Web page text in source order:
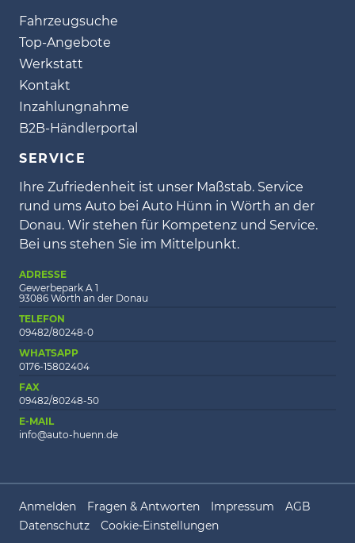
Fahrzeugsuche
Top-Angebote
Werkstatt
Kontakt
Inzahlungnahme
B2B-Händlerportal
SERVICE
Ihre Zufriedenheit ist unser Maßstab. Service
rund ums Auto bei Auto Hünn in Wörth an der
Donau. Wir stehen für Kompetenz und Service.
Bei uns stehen Sie im Mittelpunkt.
ADRESSE
Gewerbepark A 1
93086 Wörth an der Donau
TELEFON
09482/80248-0
WHATSAPP
0176-15802404
FAX
09482/80248-50
E-MAIL
info@auto-huenn.de
Anmelden Fragen & Antworten Impressum
AGB
Datenschutz
Cookie-Einstellungen